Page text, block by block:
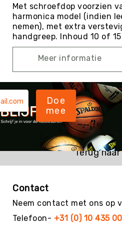
&
Softbal
Jeu
de
Boules
Kin-
Ball
&
Omnikin®
Klimmen
Korfbal
Knotshockey
Oriëntatie
Met schroefdop voorzien
harmonica model (indien
nemen), met extra
handgreep. Inhoud 10 of
Meer informatie
Doe
mee
Terug
Contact
Neem contact met ons op
Telefoon- +31 (0) 10 435